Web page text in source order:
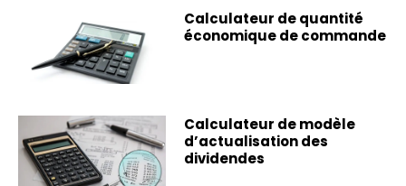
Calculateur de quantité
économique de commande
Calculateur de modèle
d’actualisation des
dividendes